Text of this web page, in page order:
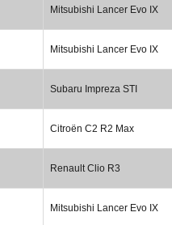
Mitsubishi Lancer Evo IX
Mitsubishi Lancer Evo IX
Subaru Impreza STI
Citroën C2 R2 Max
Renault Clio R3
Mitsubishi Lancer Evo IX